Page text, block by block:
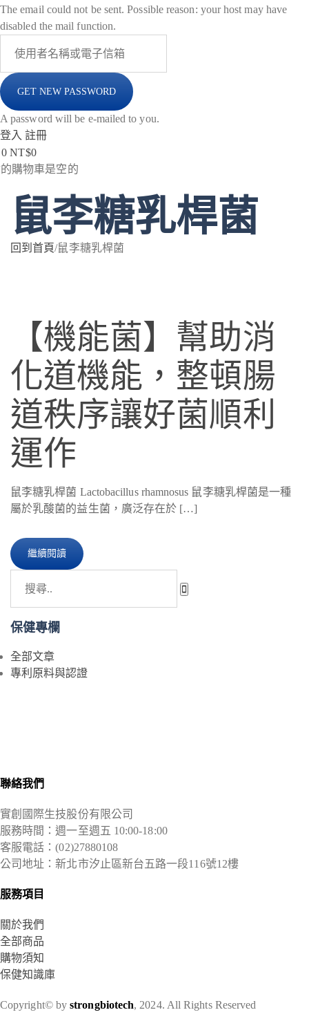
The email could not be sent. Possible reason: your host may have
disabled the mail function.
A password will be e-mailed to you.
登入 註冊
0 NT$0
購物車是空的
鼠李糖乳桿菌
回到首頁/鼠李糖乳桿菌
【機能菌】幫助消
化道機能，整頓腸
道秩序讓好菌順利
運作
鼠李糖乳桿菌 Lactobacillus rhamnosus 鼠李糖乳桿菌是一種
屬於乳酸菌的益生菌，廣泛存在於 […]
繼續閱讀
保健專欄
全部文章
專利原料與認證
聯絡我們
實創國際生技股份有限公司
服務時間：週一至週五 10:00-18:00
客服電話：(02)27880108
公司地址：新北市汐止區新台五路一段116號12樓
服務項目
關於我們
全部商品
購物須知
保健知識庫
Copyright© bystrongbiotech, 2024. All Rights Reserved